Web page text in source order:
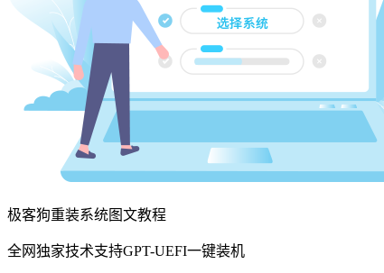
极客狗重装系统图文教程
全网独家技术支持GPT-UEFI一键装机